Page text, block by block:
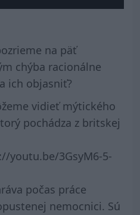
na päť
chýba racionálne
ich objasniť?
vidieť mýtického
pochádza z britskej
youtu.be/3GsyM6-5-
počas práce
nemocnici. Sú